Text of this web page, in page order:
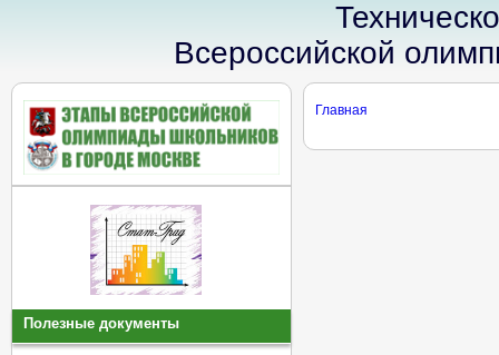
Всероссийской
Полезные документы
Главная